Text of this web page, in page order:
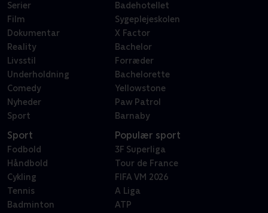
Serier
Film
Dokumentar
Reality
Livsstil
Underholdning
Comedy
Nyheder
Sport
Badehotellet
Sygeplejeskolen
X Factor
Bachelor
Forræder
Bachelorette
Yellowstone
Paw Patrol
Barnaby
Sport
Fodbold
Håndbold
Cykling
Tennis
Badminton
Populær sport
3F Superliga
Tour de France
FIFA VM 2026
A Liga
ATP